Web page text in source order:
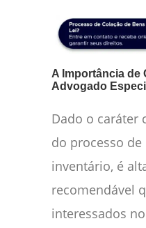
A Importância de
Advogado
Dado o caráter
do processo
inventário, é
recomendável
interessados